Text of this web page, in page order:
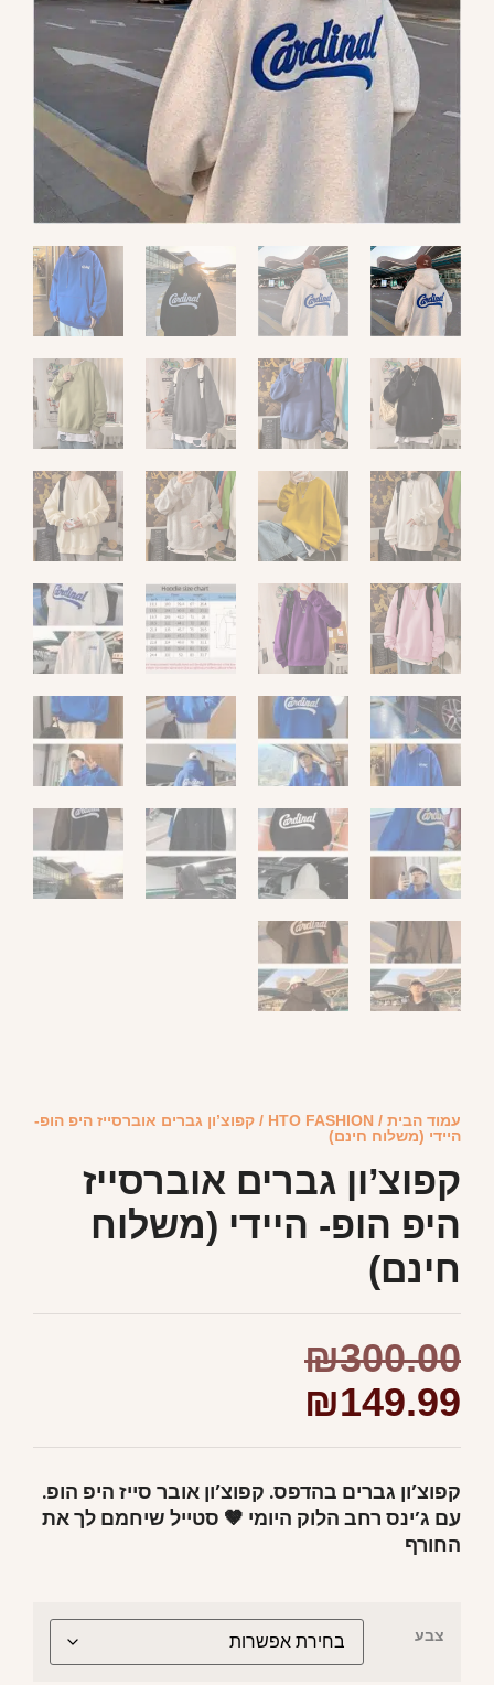
עמוד הבית /
HTO FASHION / קפוצ’ון גברים אוברסייז היפ הופ-
היידי (משלוח חינם)
קפוצ’ון גברים אוברסייז
היפ הופ- היידי (משלוח
חינם)
₪300.00
₪149.99
קפוצ’ון גברים בהדפס. קפוצ’ון אובר סייז היפ הופ.
עם ג’ינס רחב הלוק היומי 🤎 סטייל שיחמם לך את
החורף
צבע